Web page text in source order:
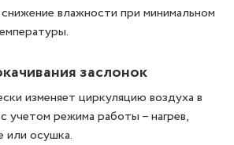
влажности при минимальном
заслонок
изменяет циркуляцию воздуха в
учетом режима работы – нагрев,
или осушка.